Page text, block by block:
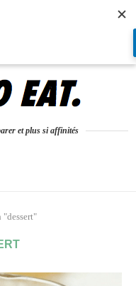
et plus si affinités
"dessert"